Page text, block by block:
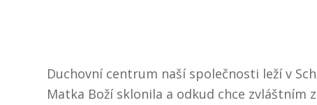
Duchovní centrum naší společnosti leží v
Matka Boží sklonila a odkud chce